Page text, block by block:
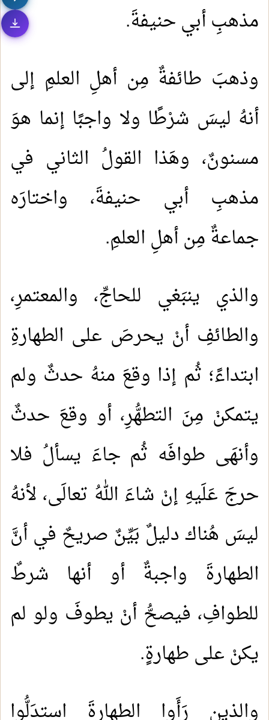
مذهبِ أبي حنيفةَ.
وذهبَ طائفةٌ مِن أهلِ العلمِ إلى
أنهُ ليسَ شرْطًا ولا واجبًا إنما هوَ
مسنونٌ، وهَذا القولُ الثاني في
مذهبِ أبي حنيفةَ، واختارَه
جماعةٌ مِن أهلِ العلمِ.
والذي ينبَغي للحاجِّ، والمعتمرِ،
والطائفِ أنْ يحرصَ على الطهارةِ
ابتداءً؛ ثُم إذا وقعَ منهُ حدثٌ ولم
يتمكنْ مِنَ التطهُّرِ، أو وقعَ حدثٌ
وأنهَى طوافَه ثُم جاءَ يسألُ فلا
حرجَ عَلَيهِ إنْ شاءَ اللهُ تعالَى، لأنهُ
ليسَ هُناك دليلٌ بَيِّنٌ صريحٌ في أنَّ
الطهارةَ واجبةٌ أو أنها شرطٌ
للطوافِ، فيصحُّ أنْ يطوفَ ولو لم
يكنْ على طهارةٍ.
والذين رَأَوا الطهارةَ استدَلُّوا